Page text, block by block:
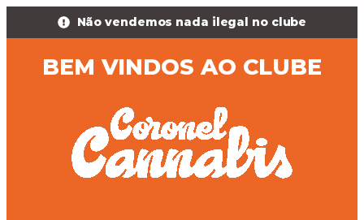
Não vendemos nada ilegal no clube
BEM VINDOS AO CLUBE